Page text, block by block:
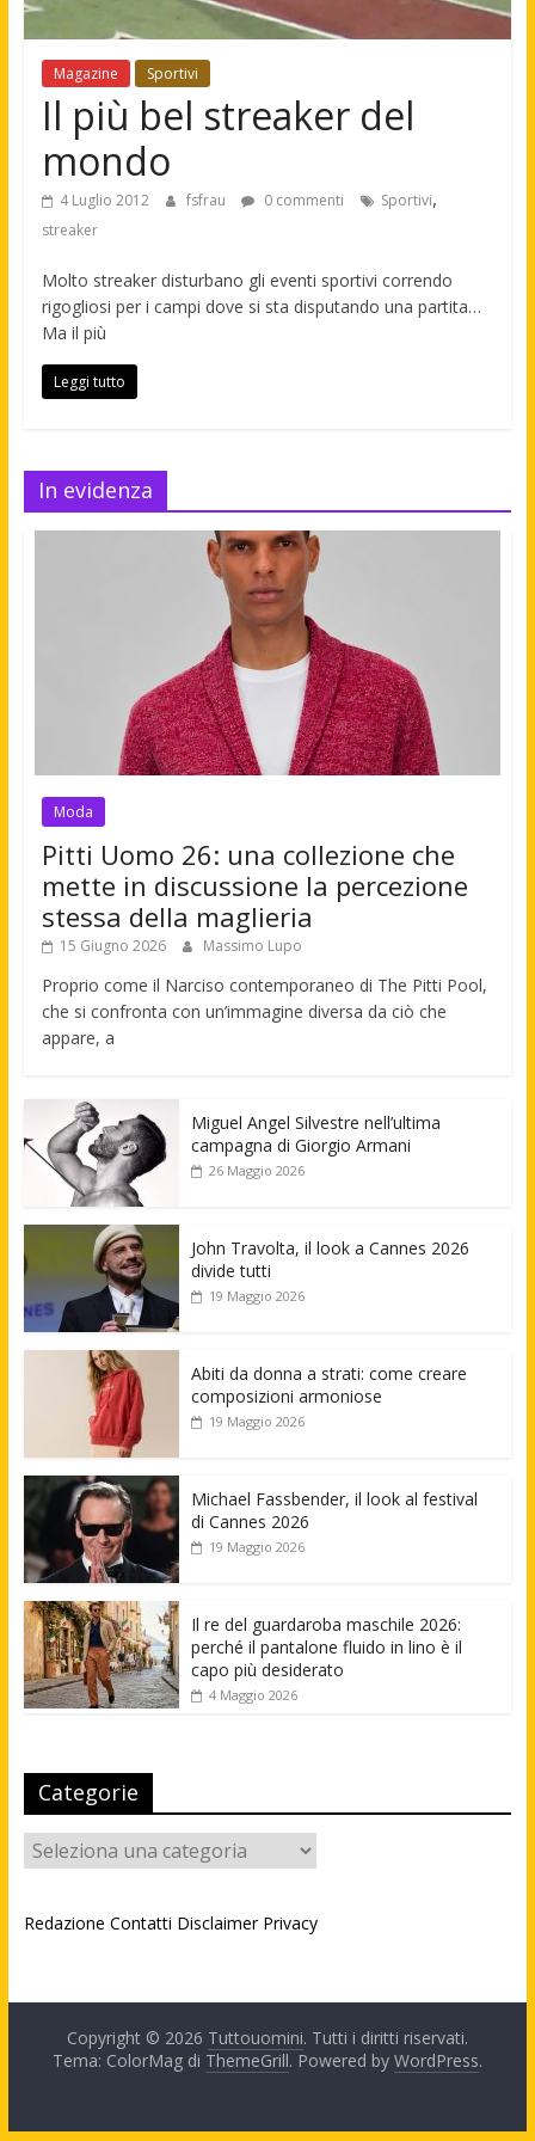
Magazine Sportivi
Il più bel streaker del
mondo
4 Luglio 2012 fsfrau 0 commenti Sportivi,
streaker
Molto streaker disturbano gli eventi sportivi correndo
rigogliosi per i campi dove si sta disputando una partita…
Ma il più
Leggi tutto
In evidenza
Moda
Pitti Uomo 26: una collezione che
mette in discussione la percezione
stessa della maglieria
15 Giugno 2026 Massimo Lupo
Proprio come il Narciso contemporaneo di The Pitti Pool,
che si confronta con un’immagine diversa da ciò che
appare, a
Miguel Angel Silvestre nell’ultima
campagna di Giorgio Armani
26 Maggio 2026
John Travolta, il look a Cannes 2026
divide tutti
19 Maggio 2026
Abiti da donna a strati: come creare
composizioni armoniose
19 Maggio 2026
Michael Fassbender, il look al festival
di Cannes 2026
19 Maggio 2026
Il re del guardaroba maschile 2026:
perché il pantalone fluido in lino è il
capo più desiderato
4 Maggio 2026
Categorie
Categorie
Redazione Contatti Disclaimer Privacy
Copyright © 2026 Tuttouomini. Tutti i diritti riservati.
Tema: ColorMag di ThemeGrill. Powered by WordPress.